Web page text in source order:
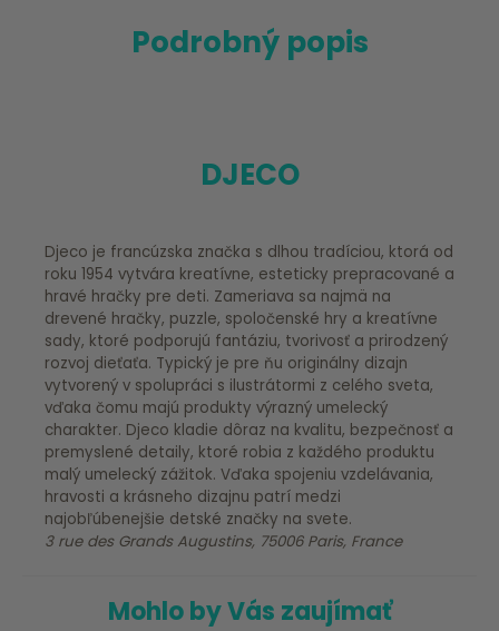
Podrobný popis
DJECO
Djeco je francúzska značka s dlhou tradíciou, ktorá od
roku 1954 vytvára kreatívne, esteticky prepracované a
hravé hračky pre deti. Zameriava sa najmä na
drevené hračky, puzzle, spoločenské hry a kreatívne
sady, ktoré podporujú fantáziu, tvorivosť a prirodzený
rozvoj dieťaťa. Typický je pre ňu originálny dizajn
vytvorený v spolupráci s ilustrátormi z celého sveta,
vďaka čomu majú produkty výrazný umelecký
charakter. Djeco kladie dôraz na kvalitu, bezpečnosť a
premyslené detaily, ktoré robia z každého produktu
malý umelecký zážitok. Vďaka spojeniu vzdelávania,
hravosti a krásneho dizajnu patrí medzi
najobľúbenejšie detské značky na svete.
3 rue des Grands Augustins, 75006 Paris, France
Mohlo by Vás zaujímať